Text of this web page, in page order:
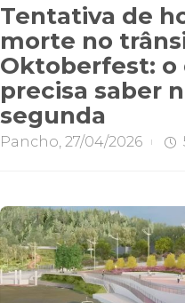
Tentativa de
morte no
Oktoberfest: o
precisa saber
segunda
Pancho 27/04/2026